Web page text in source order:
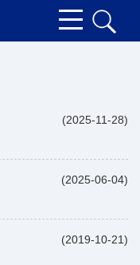
(2025-11-28)
(2025-06-04)
(2019-10-21)